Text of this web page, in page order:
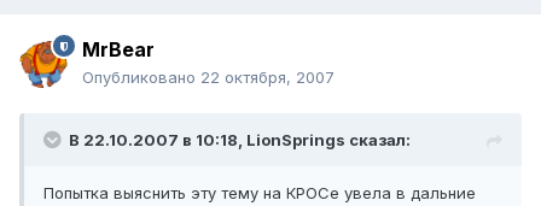
MrBear
Опубликовано 22 октября, 2007
В 22.10.2007 в 10:18, LionSprings сказал:
Попытка выяснить эту тему на КРОСе увела в дальние